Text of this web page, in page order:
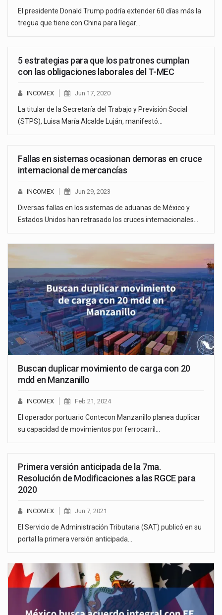
El presidente Donald Trump podría extender 60 días más la
tregua que tiene con China para llegar…
5 estrategias para que los patrones cumplan
con las obligaciones laborales del T-MEC
INCOMEX Jun 17, 2020
La titular de la Secretaría del Trabajo y Previsión Social
(STPS), Luisa María Alcalde Luján, manifestó…
Fallas en sistemas ocasionan demoras en cruce
internacional de mercancías
INCOMEX Jun 29, 2023
Diversas fallas en los sistemas de aduanas de México y
Estados Unidos han retrasado los cruces internacionales…
Buscan duplicar movimiento de carga con 20
mdd en Manzanillo
INCOMEX Feb 21, 2024
El operador portuario Contecon Manzanillo planea duplicar
su capacidad de movimientos por ferrocarril…
Primera versión anticipada de la 7ma.
Resolución de Modificaciones a las RGCE para
2020
INCOMEX Jun 7, 2021
El Servicio de Administración Tributaria (SAT) publicó en su
portal la primera versión anticipada…